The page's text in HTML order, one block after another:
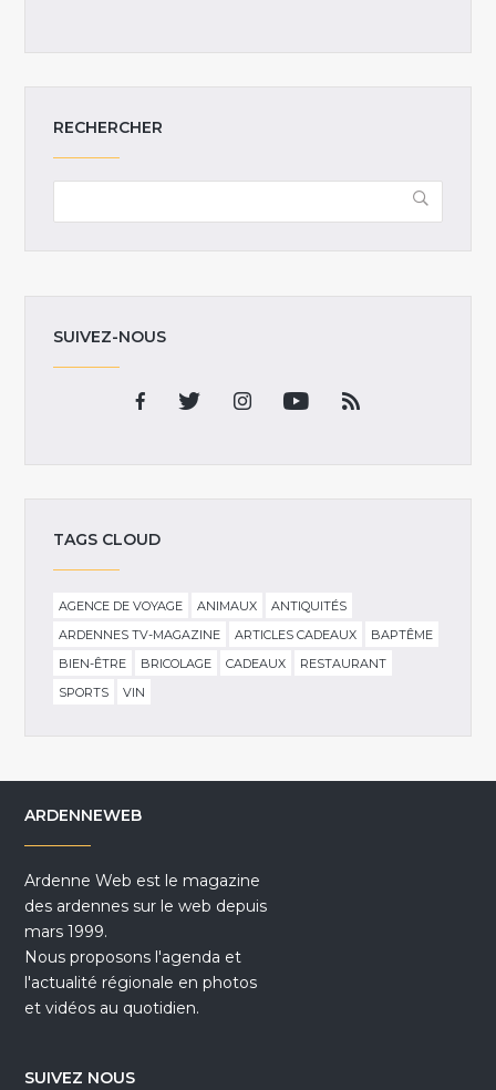
RECHERCHER
SUIVEZ-NOUS
TAGS CLOUD
AGENCE DE VOYAGE ANIMAUX
ANTIQUITÉS
ARDENNES TV-MAGAZINE
ARTICLES CADEAUX
BAPTÊME
BIEN-ÊTRE
BRICOLAGE CADEAUX
RESTAURANT
SPORTS
VIN
ARDENNEWEB
Ardenne Web est le magazine
des ardennes sur le web depuis
mars 1999.
Nous proposons l'agenda et
l'actualité régionale en photos
et vidéos au quotidien.
SUIVEZ NOUS